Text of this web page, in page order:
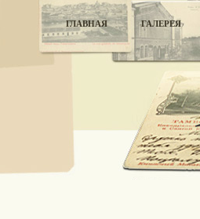
ГЛАВНАЯ ГАЛЕРЕЯ